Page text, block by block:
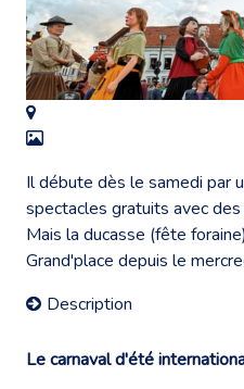
Il débute dès le samedi par
spectacles gratuits avec
Mais la ducasse (fête
Grand'place depuis le
Description
Le carnaval d'été